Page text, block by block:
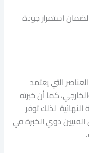
لضمان استمرار جودة
التي يعتمد
كما أن خبرته
لذلك توفر
ذوي الخبرة في